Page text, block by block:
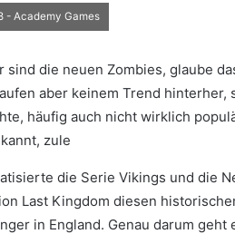
- Academy Games
sind die neuen Zombies, glaube
aber keinem Trend
häufig auch nicht wirklich
zule
die Serie Vikings und die
Last Kingdom diesen
in England. Genau darum geht